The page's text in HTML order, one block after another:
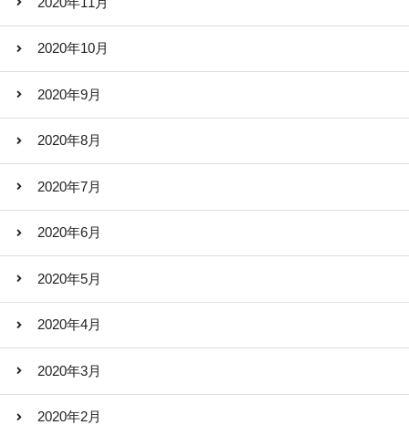
2020年10月
2020年9月
2020年8月
2020年7月
2020年6月
2020年5月
2020年4月
2020年3月
2020年2月